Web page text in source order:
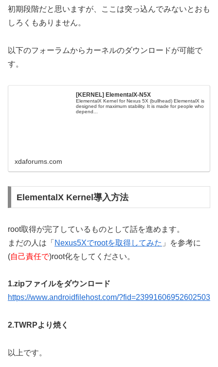
初期段階だと思いますが、ここは突っ込んでみないとおも
しろくもありません。
以下のフォーラムからカーネルのダウンロードが可能で
す。
[KERNEL] ElementalX-N5X
ElementalX Kernel for Nexus 5X (bullhead) ElementalX is
designed for maximum stability. It is made for people who
depend...
xdaforums.com
ElementalX Kernel導入方法
root取得が完了しているものとして話を進めます。
まだの人は「 Nexus5Xでrootを取得してみた 」を参考に
(自己責任で)root化をしてください。
1.zipファイルをダウンロード
https://www.androidfilehost.com/?fid=23991606952602503
2.TWRPより焼く
以上です。